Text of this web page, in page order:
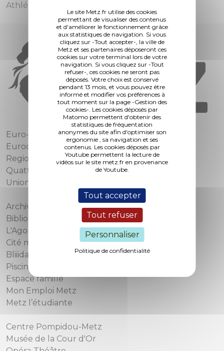
Le site Metz.fr utilise des cookies
permettant de visualiser des contenus
et d'améliorer le fonctionnement grâce
aux statistiques de navigation. Si vous
cliquez sur -Tout accepter-, la ville de
Metz et ses partenaires déposeront ces
cookies sur votre terminal lors de votre
navigation. Si vous cliquez sur -Tout
refuser-, ces cookies ne seront pas
déposés. Votre choix est conservé
pendant 13 mois, et vous pouvez être
informé et modifier vos préférences à
tout moment sur la page -Gestion des
cookies-. Les cookies déposés par
Matomo permettent d'obtenir des
statistiques de fréquentation
anonymes du site afin d'optimiser son
ergonomie , sa navigation et ses
contenus. Les cookies déposés par
Youtube permettent la lecture de
vidéos sur le site metz.fr en provenance
de Youtube.
Tout accepter
Tout refuser
Personnaliser
Politique de confidentialité
Athlélor en cliquant
Euro-Métropole de Metz
Eurodépartement de Moselle
Region Grand Est
Quattropole
Union européenne
Archives municipales
Bibliothèques-Médiathèques de Metz
L'Agora
Cité musicale
Bliiida
Piscines municipales
Espace famille
Mon Emploi Metz
Metz l’étudiante
Centre Pompidou-Metz
Musée de la Cour d'Or